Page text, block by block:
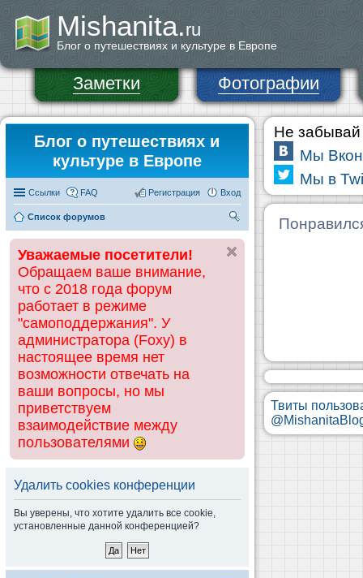
Mishanita.ru
Блог о путешествиях и культуре в Европе
Заметки Фотографии
Блог о путешествиях и
культуре в Европе
Ссылки FAQ Вход
Регистрация
Список форумов
ск
Уважаемые посетители!
Обращаем ваше внимание,
что с 2018 года форум
работает в режиме
"самоподдержания". У
администратора (Foxy) в
настоящее время нет
возможности отвечать на
ваши вопросы, но мы
приветствуем
взаимодействие между
пользователями
Удалить cookies конференции
Вы уверены, что хотите удалить все cookie,
установленные данной конференцией?
Не забывай
Мы
Мы в
Твиты